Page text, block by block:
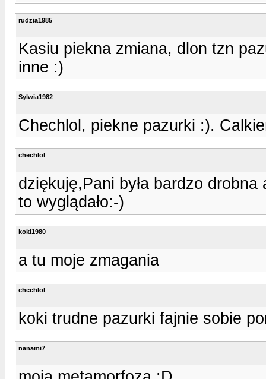
rudzia1985
Kasiu piekna zmiana, dlon tzn
inne :)
Sylwia1982
Chechlol, piekne pazurki :).
chechlol
dziękuję,Pani była bardzo
to wyglądało:-)
koki1980
a tu moje zmagania
chechlol
koki trudne pazurki fajnie sobie
nanami7